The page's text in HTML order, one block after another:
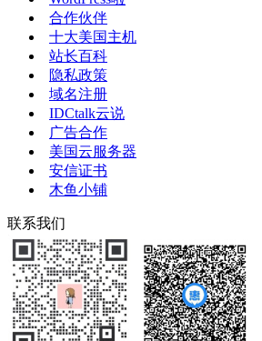
合作伙伴
十大美国主机
站长百科
隐私政策
域名注册
IDCtalk云说
广告合作
美国云服务器
安信证书
木鱼小铺
联系我们